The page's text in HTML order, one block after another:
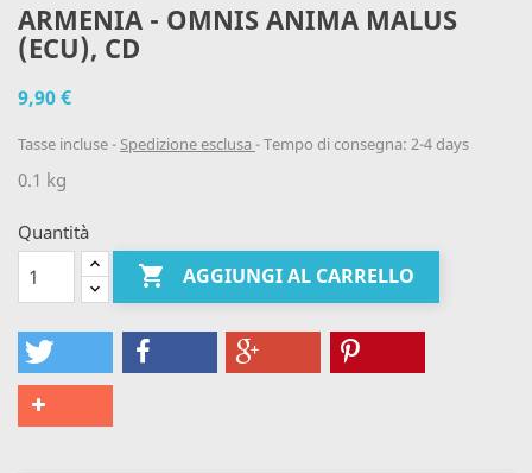
ARMENIA - OMNIS ANIMA MALUS
(ECU), CD
9,90 €
Tasse incluse Spedizione esclusa Tempo di consegna: 2-4 days
0.1 kg
Quantità
 AGGIUNGI AL CARRELLO